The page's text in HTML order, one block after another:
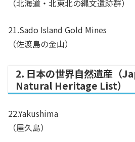
（北海道・北東北の縄文遺跡群）
21.Sado Island Gold Mines
（佐渡島の金山）
2. 日本の世界自然遺産（
Natural Heritage List）
22.Yakushima
（屋久島）